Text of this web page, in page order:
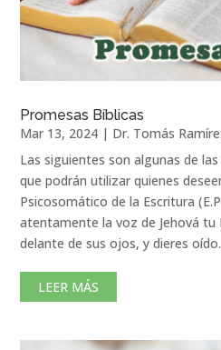
Promesas Bíblicas
Mar 13, 2024 | Dr. Tomás
Las siguientes son algunas de
que podrán utilizar quienes
Psicosomático de la Escritura
atentamente la voz de Jehová tu
delante de sus ojos, y dieres
LEER MÁS